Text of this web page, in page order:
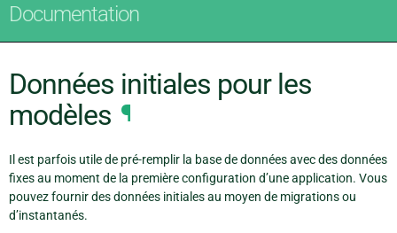
Documentation
Données initiales pour les
modèles ¶
Il est parfois utile de pré-remplir la base de données avec des données
fixes au moment de la première configuration d’une application. Vous
pouvez fournir des données initiales au moyen de migrations ou
d’instantanés.